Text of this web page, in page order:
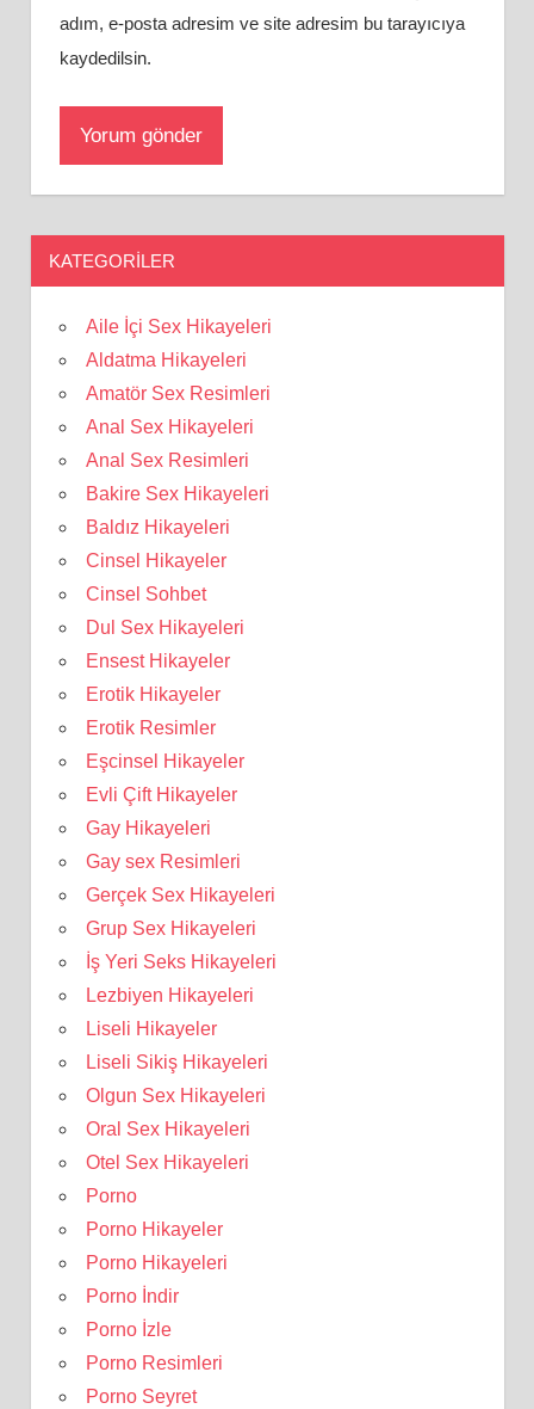
adım, e-posta adresim ve site adresim bu tarayıcıya
kaydedilsin.
KATEGORILER
Aile İçi Sex Hikayeleri
Aldatma Hikayeleri
Amatör Sex Resimleri
Anal Sex Hikayeleri
Anal Sex Resimleri
Bakire Sex Hikayeleri
Baldız Hikayeleri
Cinsel Hikayeler
Cinsel Sohbet
Dul Sex Hikayeleri
Ensest Hikayeler
Erotik Hikayeler
Erotik Resimler
Eşcinsel Hikayeler
Evli Çift Hikayeler
Gay Hikayeleri
Gay sex Resimleri
Gerçek Sex Hikayeleri
Grup Sex Hikayeleri
İş Yeri Seks Hikayeleri
Lezbiyen Hikayeleri
Liseli Hikayeler
Liseli Sikiş Hikayeleri
Olgun Sex Hikayeleri
Oral Sex Hikayeleri
Otel Sex Hikayeleri
Porno
Porno Hikayeler
Porno Hikayeleri
Porno İndir
Porno İzle
Porno Resimleri
Porno Seyret